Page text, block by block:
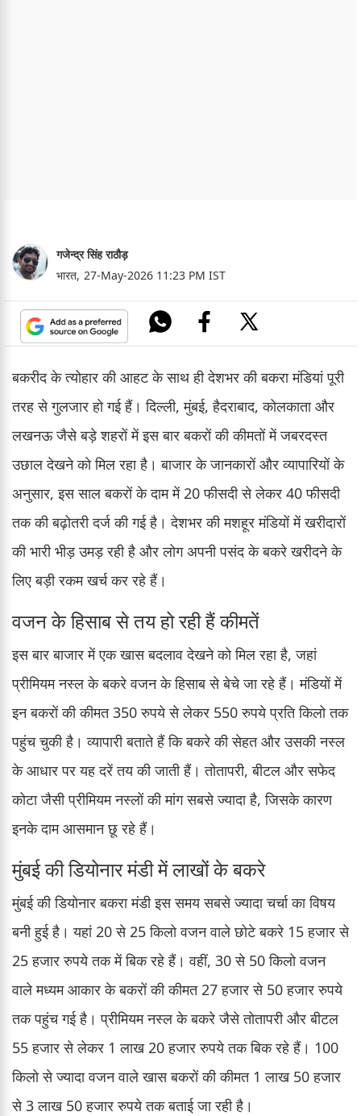
गजेन्द्र सिंह राठौड़
भारत, 27-May-2026 11:23 PM IST
बकरीद के त्योहार की आहट के साथ ही देशभर की बकरा मंडियां पूरी
तरह से गुलजार हो गई हैं। दिल्ली, मुंबई, हैदराबाद, कोलकाता और
लखनऊ जैसे बड़े शहरों में इस बार बकरों की कीमतों में जबरदस्त
उछाल देखने को मिल रहा है। बाजार के जानकारों और व्यापारियों के
अनुसार, इस साल बकरों के दाम में 20 फीसदी से लेकर 40 फीसदी
तक की बढ़ोतरी दर्ज की गई है। देशभर की मशहूर मंडियों में खरीदारों
की भारी भीड़ उमड़ रही है और लोग अपनी पसंद के बकरे खरीदने के
लिए बड़ी रकम खर्च कर रहे हैं।
वजन के हिसाब से तय हो रही हैं कीमतें
इस बार बाजार में एक खास बदलाव देखने को मिल रहा है, जहां
प्रीमियम नस्ल के बकरे वजन के हिसाब से बेचे जा रहे हैं। मंडियों में
इन बकरों की कीमत 350 रुपये से लेकर 550 रुपये प्रति किलो तक
पहुंच चुकी है। व्यापारी बताते हैं कि बकरे की सेहत और उसकी नस्ल
के आधार पर यह दरें तय की जाती हैं। तोतापरी, बीटल और सफेद
कोटा जैसी प्रीमियम नस्लों की मांग सबसे ज्यादा है, जिसके कारण
इनके दाम आसमान छू रहे हैं।
मुंबई की डियोनार मंडी में लाखों के बकरे
मुंबई की डियोनार बकरा मंडी इस समय सबसे ज्यादा चर्चा का विषय
बनी हुई है। यहां 20 से 25 किलो वजन वाले छोटे बकरे 15 हजार से
25 हजार रुपये तक में बिक रहे हैं। वहीं, 30 से 50 किलो वजन
वाले मध्यम आकार के बकरों की कीमत 27 हजार से 50 हजार रुपये
तक पहुंच गई है। प्रीमियम नस्ल के बकरे जैसे तोतापरी और बीटल
55 हजार से लेकर 1 लाख 20 हजार रुपये तक बिक रहे हैं। 100
किलो से ज्यादा वजन वाले खास बकरों की कीमत 1 लाख 50 हजार
से 3 लाख 50 हजार रुपये तक बताई जा रही है।